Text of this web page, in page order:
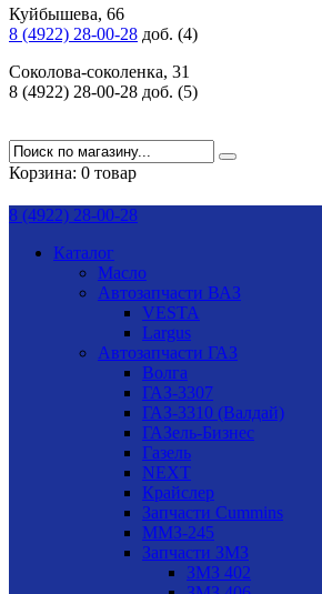
Куйбышева, 66
8 (4922) 28-00-28 доб. (4)
Соколова-соколенка, 31
8 (4922) 28-00-28 доб. (5)
Корзина: 0 товар
8 (4922) 28-00-28
Каталог
Масло
Автозапчасти ВАЗ
VESTA
Largus
Автозапчасти ГАЗ
Волга
ГАЗ-3307
ГАЗ-3310 (Валдай)
ГАЗель-Бизнес
Газель
NEXT
Крайслер
Запчасти Cummins
ММЗ-245
Запчасти ЗМЗ
ЗМЗ 402